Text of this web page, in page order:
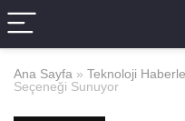
Ana Sayfa » Teknoloji
Seçeneği Sunuyor